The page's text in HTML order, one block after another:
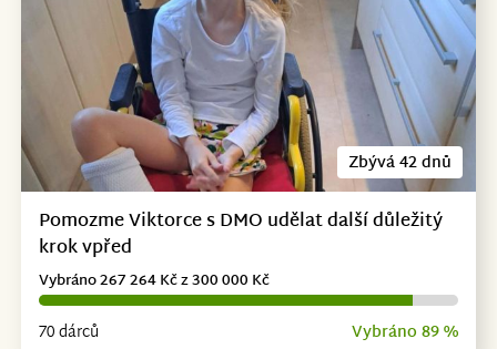
Zbývá 42 dnů
Pomozme Viktorce s DMO udělat další důležitý
krok vpřed
70 dárců Vybráno 89 %
Vybráno 267 264 Kč z 300 000 Kč